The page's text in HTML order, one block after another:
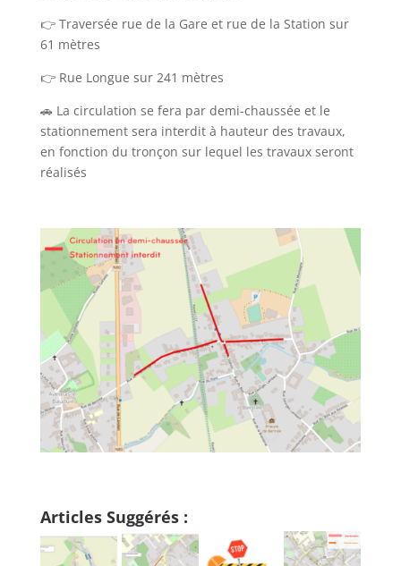
👉 Traversée rue de la Gare et rue de la Station sur
61 mètres
👉 Rue Longue sur 241 mètres
🚗 La circulation se fera par demi-chaussée et le
stationnement sera interdit à hauteur des travaux,
en fonction du tronçon sur lequel les travaux seront
réalisés
Articles Suggérés :